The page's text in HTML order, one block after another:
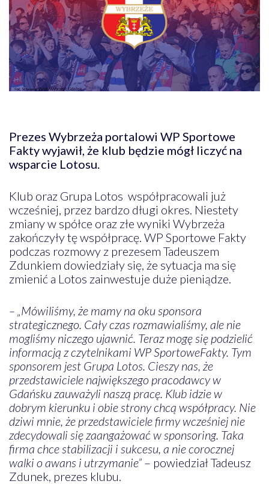
Prezes Wybrzeża portalowi WP Sportowe
Fakty wyjawił, że klub będzie mógł liczyć na
wsparcie Lotosu.
Klub oraz Grupa Lotos współpracowali już
wcześniej, przez bardzo długi okres. Niestety
zmiany w spółce oraz złe wyniki Wybrzeża
zakończyły tę współpracę. WP Sportowe Fakty
podczas rozmowy z prezesem Tadeuszem
Zdunkiem dowiedziały się, że sytuacja ma się
zmienić a Lotos zainwestuje duże pieniądze.
– „Mówiliśmy, że mamy na oku sponsora
strategicznego. Cały czas rozmawialiśmy, ale nie
mogliśmy niczego ujawnić. Teraz mogę się podzielić
informacją z czytelnikami WP SportoweFakty. Tym
sponsorem jest Grupa Lotos. Cieszy nas, że
przedstawiciele największego pracodawcy w
Gdańsku zauważyli naszą pracę. Klub idzie w
dobrym kierunku i obie strony chcą współpracy. Nie
dziwi mnie, że przedstawiciele firmy wcześniej nie
zdecydowali się zaangażować w sponsoring. Taka
firma chce stabilizacji i sukcesu, a nie corocznej
walki o awans i utrzymanie”– powiedział Tadeusz
Zdunek, prezes klubu.